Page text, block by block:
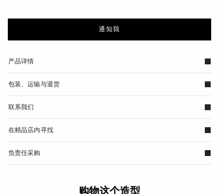
通知我
产品详情
包装、运输与退货
联系我们
在精品店内寻找
负责任采购
购物这个造型